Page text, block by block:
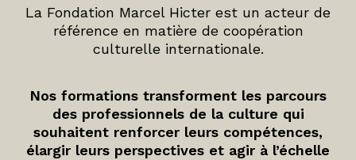
La Fondation Marcel Hicter est un acteur de
référence en matière de coopération
culturelle internationale.
Nos formations transforment les parcours
des professionnels de la culture qui
souhaitent renforcer leurs compétences,
élargir leurs perspectives et agir à l’échelle